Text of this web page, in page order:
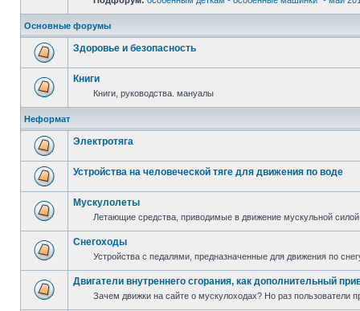
Основные форумы
Здоровье и безопасность
Книги
Книги, руководства. мануалы
Неформат
Электротяга
Устройства на человеческой тяге для движения по воде
Мускулолеты
Летающие средства, приводимые в движение мускульной силой
Снегоходы
Устройства с педалями, предназначенные для движения по
Двигатели внутреннего сгорания, как дополнительный
Зачем движки на сайте о мускулоходах? Но раз пользователи